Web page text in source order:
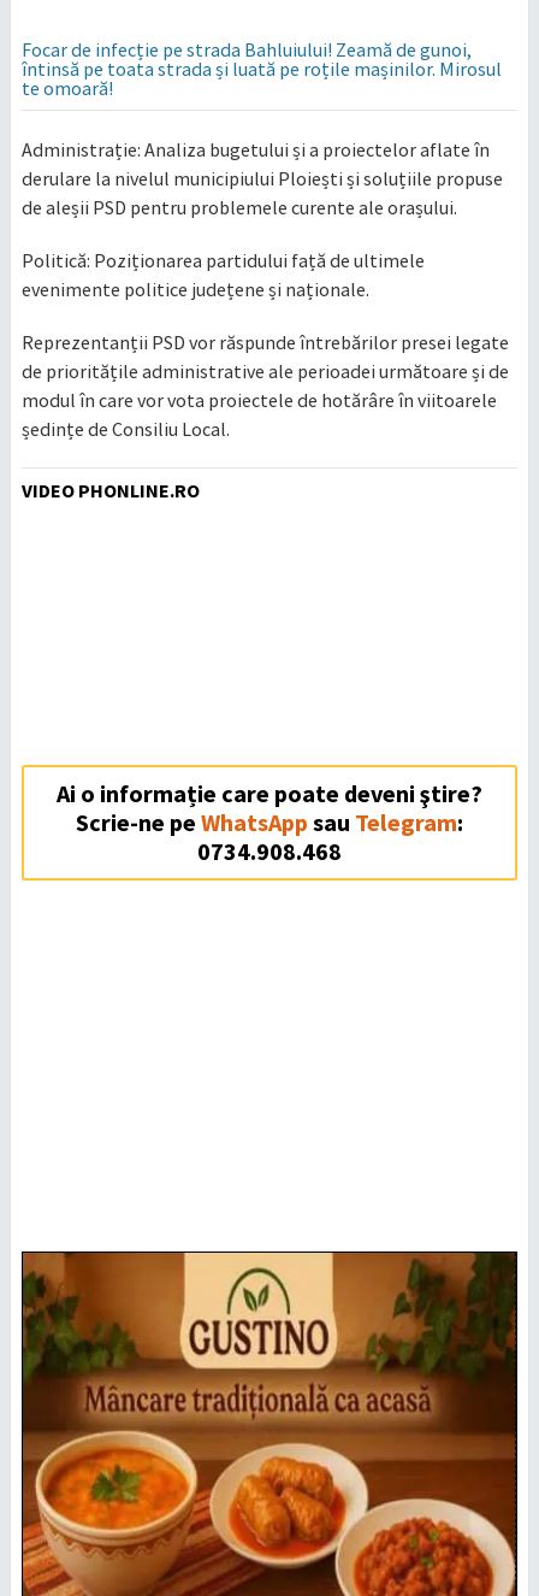
Focar de infecție pe strada Bahluiului! Zeamă de gunoi,
întinsă pe toata strada și luată pe roțile mașinilor. Mirosul
te omoară!
​Administrație: Analiza bugetului și a proiectelor aflate în
derulare la nivelul municipiului Ploiești și soluțiile propuse
de aleșii PSD pentru problemele curente ale orașului.
​Politică: Poziționarea partidului față de ultimele
evenimente politice județene și naționale.
​Reprezentanții PSD vor răspunde întrebărilor presei legate
de prioritățile administrative ale perioadei următoare și de
modul în care vor vota proiectele de hotărâre în viitoarele
ședințe de Consiliu Local.
VIDEO PHONLINE.RO
Ai o informație care poate deveni ştire?
Scrie-ne pe WhatsApp sau Telegram:
0734.908.468